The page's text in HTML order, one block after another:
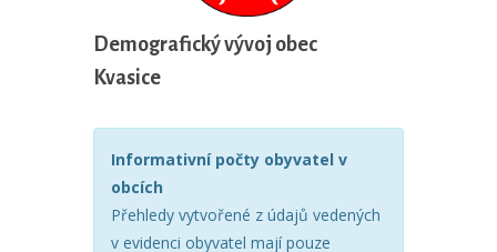
Demografický vývoj obec
Kvasice
Informativní počty obyvatel v
obcích
Přehledy vytvořené z údajů vedených
v evidenci obyvatel mají pouze